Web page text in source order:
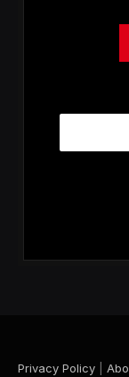
E
a
Privacy Policy